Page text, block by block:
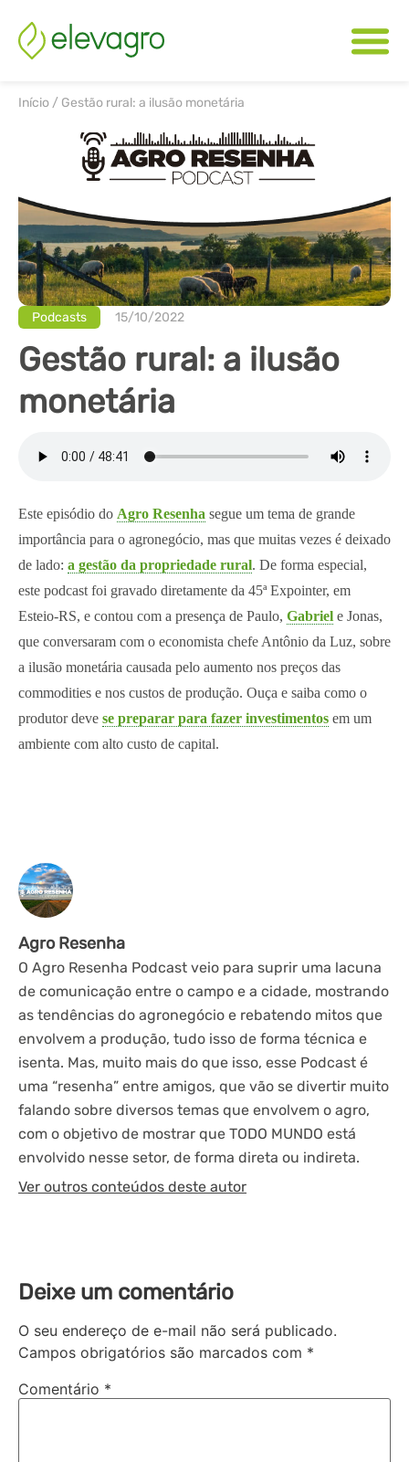
Início / Gestão rural: a ilusão monetária
Podcasts 15/10/2022
Gestão rural: a ilusão
monetária
Este episódio do Agro Resenha segue um tema de grande
importância para o agronegócio, mas que muitas vezes é deixado
de lado: a gestão da propriedade rural. De forma especial,
este podcast foi gravado diretamente da 45ª Expointer, em
Esteio-RS, e contou com a presença de Paulo, Gabriel e Jonas,
que conversaram com o economista chefe Antônio da Luz, sobre
a ilusão monetária causada pelo aumento nos preços das
commodities e nos custos de produção. Ouça e saiba como o
produtor deve se preparar para fazer investimentos em um
ambiente com alto custo de capital.
Agro Resenha
O Agro Resenha Podcast veio para suprir uma lacuna
de comunicação entre o campo e a cidade, mostrando
as tendências do agronegócio e rebatendo mitos que
envolvem a produção, tudo isso de forma técnica e
isenta. Mas, muito mais do que isso, esse Podcast é
uma “resenha” entre amigos, que vão se divertir muito
falando sobre diversos temas que envolvem o agro,
com o objetivo de mostrar que TODO MUNDO está
envolvido nesse setor, de forma direta ou indireta.
Ver outros conteúdos deste autor
Deixe um comentário
O seu endereço de e-mail não será publicado.
Campos obrigatórios são marcados com *
Comentário *